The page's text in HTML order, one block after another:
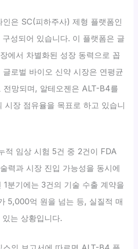
인은 SC(피하주사) 제형 플랫폼인
성되어 있습니다. 이 플랫폼은 글
에서 차별화된 성장 동력으로 꼽
로벌 바이오 신약 시장은 연평균
망되며, 알테오젠은 ALT-B4를
시장 점유율을 목표로 하고 있습니
적 임상 시험 5건 중 2건이 FDA
력과 시장 진입 가능성을 동시에
분기에는 3건의 기술 수출 계약을
5,000억 원을 넘는 등, 실질적 매
는 상황입니다.